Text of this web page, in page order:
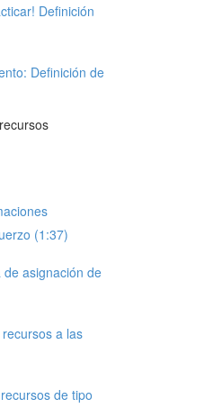
Definición
Definición de
(1:37)
de asignación de
a las
de tipo